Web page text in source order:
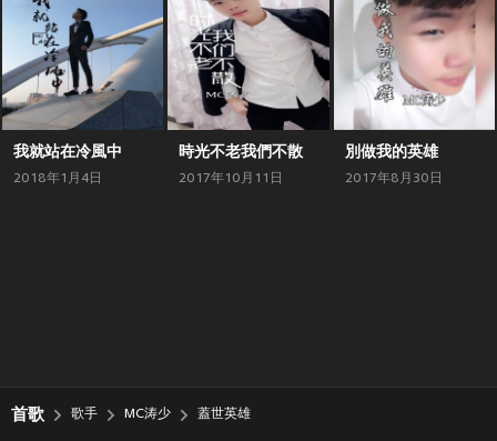
我就站在冷風中
2018年1月4日
時光不老我們不散
2017年10月11日
別做我的英雄
2017年8月30日
首歌 歌手 MC涛少 蓋世英雄